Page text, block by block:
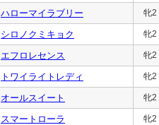
ハローマイラブリー 牝2
シロノクミキョク 牝2
エフロレセンス 牝2
トワイライトレディ 牝2
オールスイート 牝2
スマートローラ 牝2